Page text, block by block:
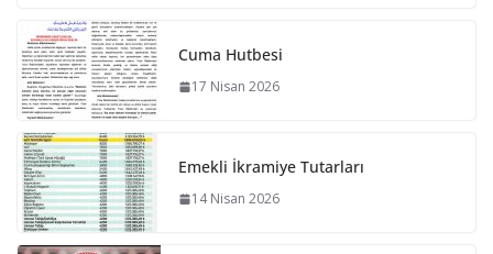
Cuma Hutbesi
17 Nisan 2026
Emekli İkramiye Tutarları
14 Nisan 2026